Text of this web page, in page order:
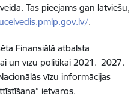
Tas pieejams gan latviešu,
.
Finansiālā atbalsta
un vīzu politikai 2021.–2027.
vīzu informācijas
ietvaros.